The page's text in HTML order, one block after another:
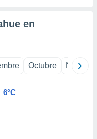
en
Octubre
6°C